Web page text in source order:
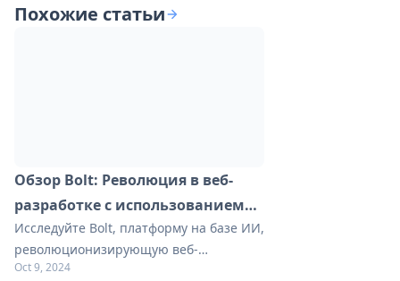
Похожие статьи
Обзор Bolt: Революция в веб-
разработке с использованием
ИИ
Исследуйте Bolt, платформу на базе ИИ,
революционизирующую веб-
разработку. Узнайте, как она упрощает
Oct 9, 2024